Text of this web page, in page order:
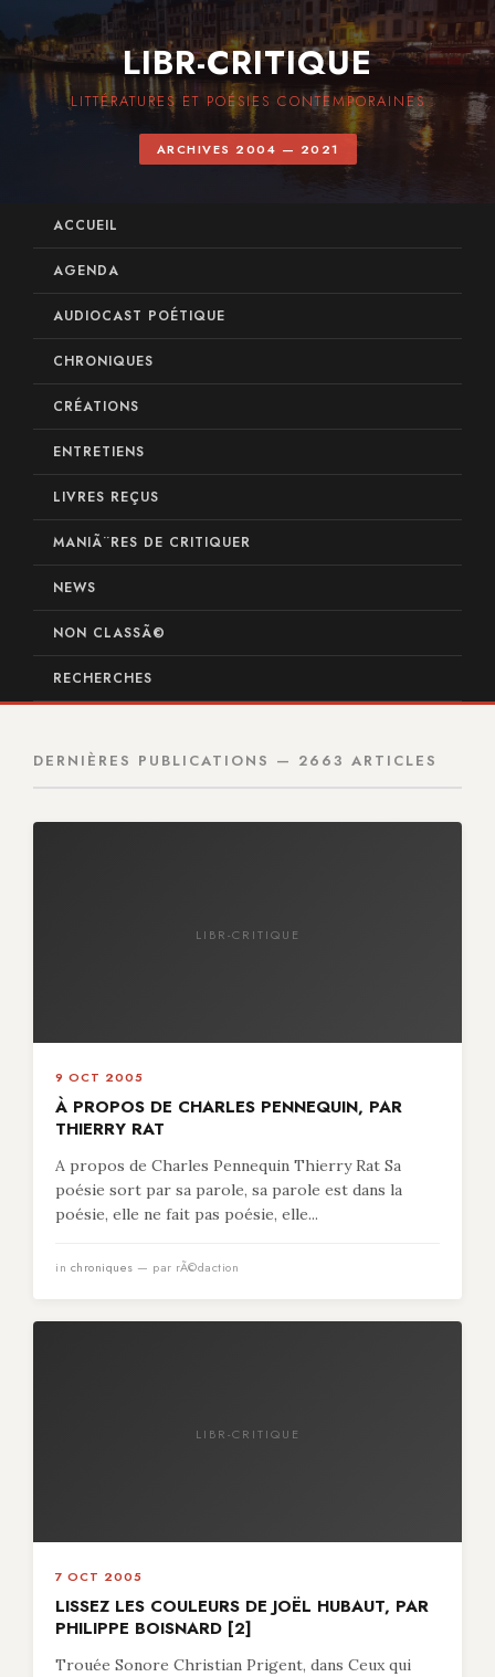
LIBR-CRITIQUE
LITTÉRATURES ET POÉSIES CONTEMPORAINES
ARCHIVES 2004 — 2021
ACCUEIL
AGENDA
AUDIOCAST POÉTIQUE
CHRONIQUES
CRÉATIONS
ENTRETIENS
LIVRES REÇUS
MANIÃ¨RES DE CRITIQUER
NEWS
NON CLASSÃ©
RECHERCHES
DERNIÈRES PUBLICATIONS — 2663 ARTICLES
LIBR-CRITIQUE
9 OCT 2005
À PROPOS DE CHARLES PENNEQUIN, PAR
THIERRY RAT
A propos de Charles Pennequin Thierry Rat Sa
poésie sort par sa parole, sa parole est dans la
poésie, elle ne fait pas poésie, elle...
in chroniques — par rÃ©daction
LIBR-CRITIQUE
7 OCT 2005
LISSEZ LES COULEURS DE JOËL HUBAUT, PAR
PHILIPPE BOISNARD [2]
Trouée Sonore Christian Prigent, dans Ceux qui